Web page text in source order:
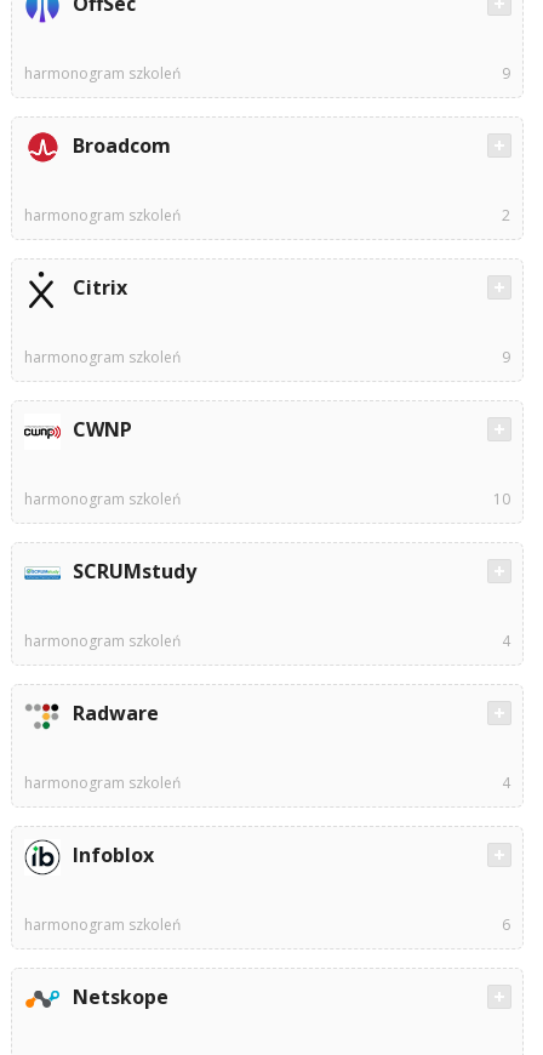
harmonogram szkoleń 9
Broadcom
harmonogram szkoleń 2
Citrix
harmonogram szkoleń 9
CWNP
harmonogram szkoleń 10
SCRUMstudy
harmonogram szkoleń 4
Radware
harmonogram szkoleń 4
Infoblox
harmonogram szkoleń 6
Netskope